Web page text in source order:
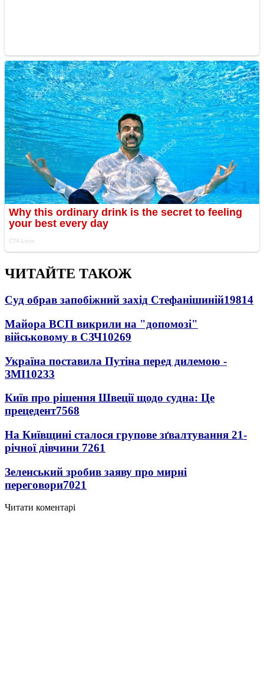
ЧИТАЙТЕ ТАКОЖ
Суд обрав запобіжний захід Стефанішиній19814
Майора ВСП викрили на "допомозі"
військовому в СЗЧ10269
Україна поставила Путіна перед дилемою -
ЗМІ10233
Київ про рішення Швеції щодо судна: Це
прецедент7568
На Київщині сталося групове зґвалтування 21-
річної дівчини 7261
Зеленський зробив заяву про мирні
переговори7021
Читати коментарі